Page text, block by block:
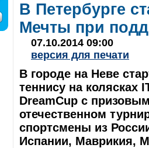
В Петербурге
Мечты при
07.10.2014 09:00
версия для печати
В городе на Неве
теннису на колясках
DreamCup с
отечественном
спортсмены из
Испании, Маврикия,